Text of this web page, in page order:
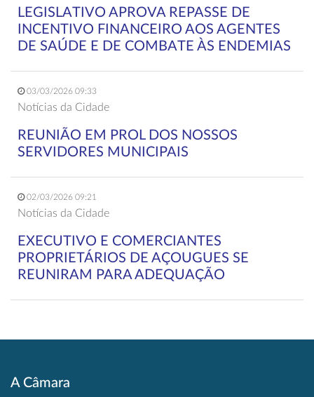
LEGISLATIVO APROVA REPASSE DE
INCENTIVO FINANCEIRO AOS AGENTES
DE SAÚDE E DE COMBATE ÀS ENDEMIAS
03/03/2026 09:33
Notícias da Cidade
REUNIÃO EM PROL DOS NOSSOS
SERVIDORES MUNICIPAIS
02/03/2026 09:21
Notícias da Cidade
EXECUTIVO E COMERCIANTES
PROPRIETÁRIOS DE AÇOUGUES SE
REUNIRAM PARA ADEQUAÇÃO
A Câmara